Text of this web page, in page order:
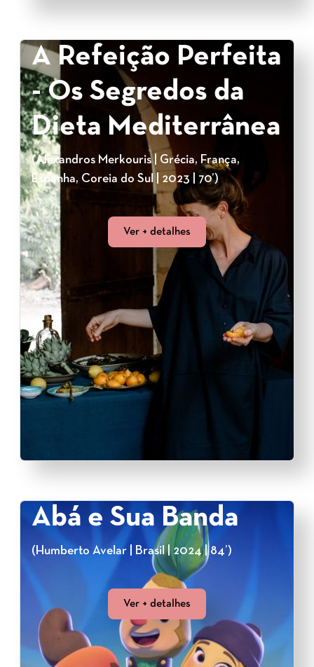
A Refeição Perfeita
- Os Segredos da
Dieta Mediterrânea
(Alexandros Merkouris | Grécia, França,
Espanha, Coreia do Sul | 2023 | 70’)
Ver + detalhes
Abá e Sua Banda
(Humberto Avelar | Brasil | 2024 | 84’)
Ver + detalhes